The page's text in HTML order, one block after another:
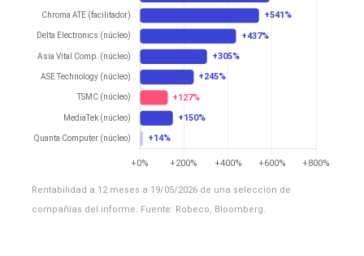
Rentabilidad a 12 meses a 19/05/2026 de una selección de
compañías del informe. Fuente: Robeco, Bloomberg.